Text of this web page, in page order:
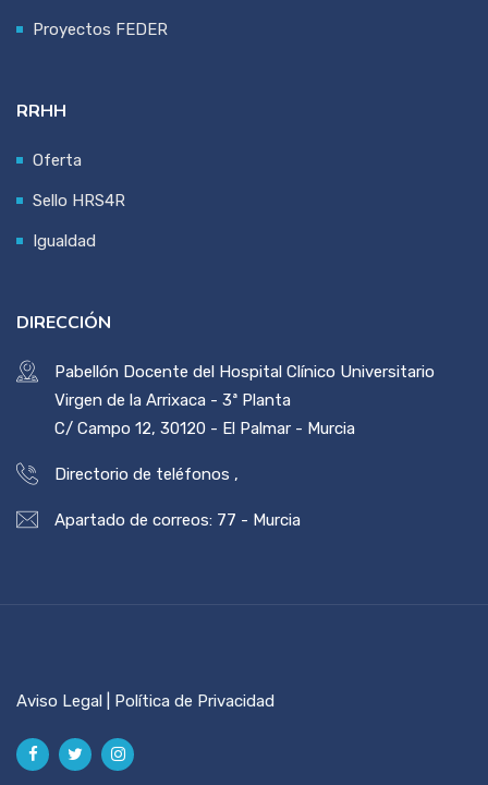
Proyectos FEDER
RRHH
Oferta
Sello HRS4R
Igualdad
DIRECCIÓN
Pabellón Docente del Hospital Clínico Universitario
Virgen de la Arrixaca - 3ª Planta
C/ Campo 12, 30120 - El Palmar - Murcia
Directorio de teléfonos ,
Apartado de correos: 77 - Murcia
Aviso Legal | Política de Privacidad